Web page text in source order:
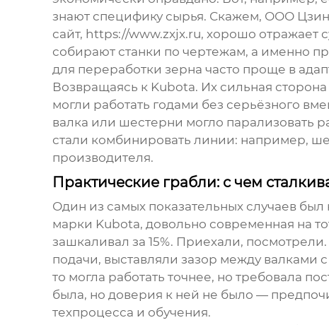
знают специфику сырья. Скажем, ООО
сайт, https://www.zxjx.ru, хорошо отражает
собирают станки по чертежам, а именно
для переработки зерна часто проще в
Возвращаясь к Kubota. Их сильная
могли работать годами без серьёзного
валка или шестерни могло парализовать
стали комбинировать линии: например,
производителя.
Практические грабли: с чем
Один из самых показательных случаев
марки Kubota, довольно современная на
зашкаливал за 15%. Приехали,
подачи, выставляли зазор между
то могла работать точнее, но требовала
была, но доверия к ней не было —
техпроцесса и обучения.